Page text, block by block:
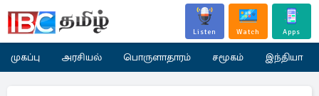
Listen Watch Apps
முகப்பு அரசியல் பொருளாதாரம் சமூகம் இந்தியா